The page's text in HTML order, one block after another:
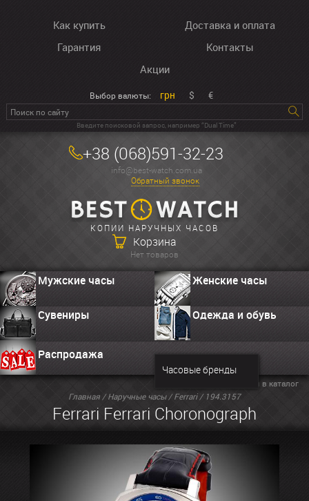
Как купить
Доставка и оплата
Гарантия
Контакты
Акции
Выбор валюты: грн $ €
Введите поисковой запрос, например “Dual Time”
+38 (068)591-32-23
info@best-watch.com.ua
Обратный звонок
КОПИИ НАРУЧНЫХ ЧАСОВ
Корзина
Нет товаров
Мужские часы Женские часы
Сувениры Одежда и обувь
Распродажа
Часовые бренды
Главная /Наручные часы/Ferrari/ 194.3157
Ferrari Ferrari Choronograph
Вернуться в каталог